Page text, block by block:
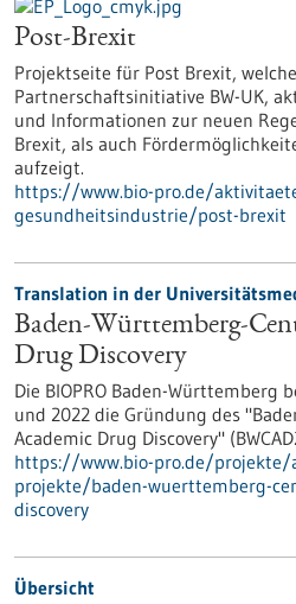
Post-Brexit
Projektseite für Post Brexit,
Partnerschaftsinitiative BW-UK,
und Informationen zur neuen
Brexit, als auch
aufzeigt.
https://www.bio-pro.de/
gesundheitsindustrie/post-brexit
Translation in der
Baden-Württemberg-
Drug Discovery
Die BIOPRO Baden-Württemberg
und 2022 die Gründung des
Academic Drug Discovery"
https://www.bio-pro.de/projekte/
projekte/baden-wuerttemberg-
discovery
Übersicht